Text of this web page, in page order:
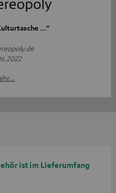
…“
ist im Lieferumfang